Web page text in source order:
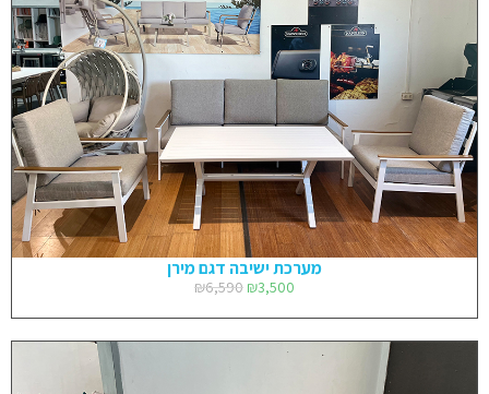
מערכת ישיבה דגם מירן
₪6,590 ₪3,500